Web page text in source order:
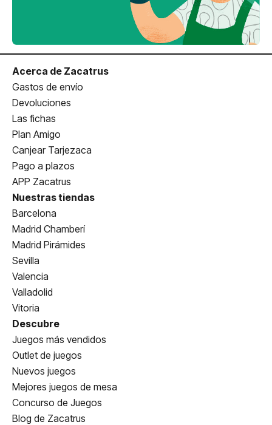
Acerca de Zacatrus
Gastos de envío
Devoluciones
Las fichas
Plan Amigo
Canjear Tarjezaca
Pago a plazos
APP Zacatrus
Nuestras tiendas
Barcelona
Madrid Chamberí
Madrid Pirámides
Sevilla
Valencia
Valladolid
Vitoria
Descubre
Juegos más vendidos
Outlet de juegos
Nuevos juegos
Mejores juegos de mesa
Concurso de Juegos
Blog de Zacatrus